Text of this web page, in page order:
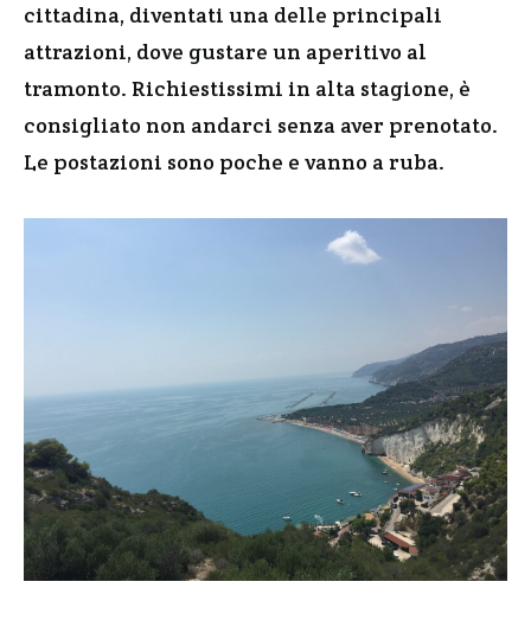
cittadina, diventati una delle principali
attrazioni, dove gustare un aperitivo al
tramonto. Richiestissimi in alta stagione, è
consigliato non andarci senza aver prenotato.
Le postazioni sono poche e vanno a ruba.